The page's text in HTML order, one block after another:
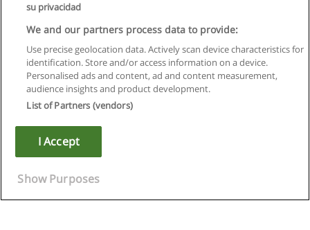
Regras de uso
Privacidade de dados
Copyright © Educaedu Business S.L. - CIF : B-95610580: -
su privacidad
We and our partners process data to provide:
Use precise geolocation data. Actively scan device characteristics for
identification. Store and/or access information on a device.
Personalised ads and content, ad and content measurement,
audience insights and product development.
List of Partners (vendors)
I Accept
Show Purposes